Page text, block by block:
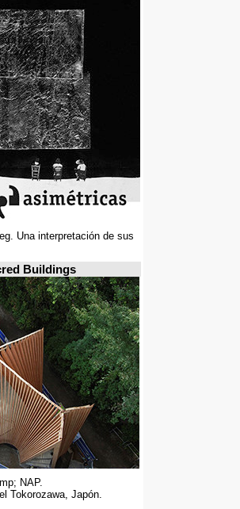
Una interpretación de sus
Buildings
NAP.
Tokorozawa, Japón.